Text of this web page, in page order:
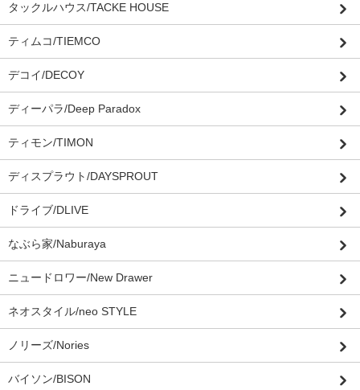
タックルハウス/TACKE HOUSE
ティムコ/TIEMCO
デコイ/DECOY
ディーパラ/Deep Paradox
ティモン/TIMON
ディスプラウト/DAYSPROUT
ドライブ/DLIVE
なぶら家/Naburaya
ニュードロワー/New Drawer
ネオスタイル/neo STYLE
ノリーズ/Nories
バイソン/BISON